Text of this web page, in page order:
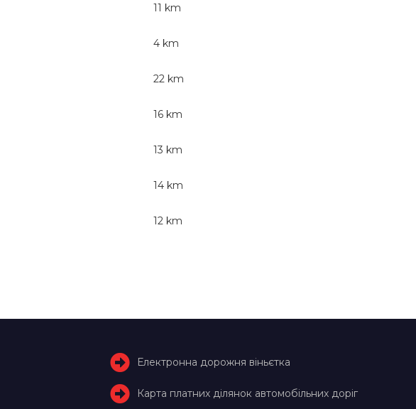
11 km
4 km
22 km
16 km
13 km
14 km
12 km
Електронна дорожня віньєтка
Карта платних ділянок автомобільних доріг